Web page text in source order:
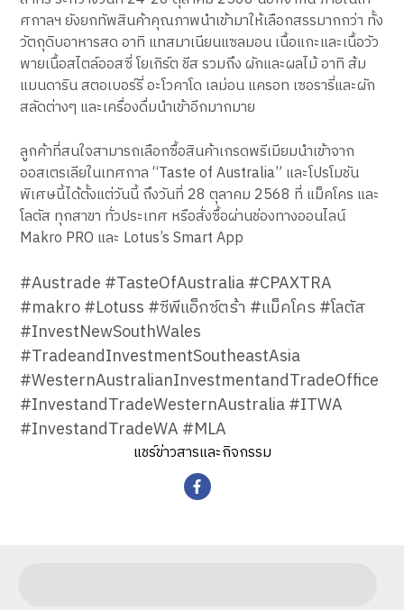
ศกาลฯ ยังยกทัพสินค้าคุณภาพนำเข้ามาให้เลือกสรรมากกว่า ทั้ง
วัตถุดิบอาหารสด อาทิ แทสมาเนียนแซลมอน เนื้อแกะและเนื้อวัว
พายเนื้อสไตล์ออสซี่ โยเกิร์ต ชีส รวมถึง ผักและผลไม้ อาทิ ส้ม
แมนดาริน สตอเบอร์รี่ อะโวคาโด เลม่อน แครอท เซอรารี่และผัก
สลัดต่างๆ และเครื่องดื่มนำเข้าอีกมากมาย
ลูกค้าที่สนใจสามารถเลือกซื้อสินค้าเกรดพรีเมียมนำเข้าจาก
ออสเตรเลียในเทศกาล “Taste of Australia” และโปรโมชัน
พิเศษนี้ได้ตั้งแต่วันนี้ ถึงวันที่ 28 ตุลาคม 2568 ที่ แม็คโคร และ
โลตัส ทุกสาขา ทั่วประเทศ หรือสั่งซื้อผ่านช่องทางออนไลน์
Makro PRO และ Lotus’s Smart App
#Austrade #TasteOfAustralia #CPAXTRA
#makro #Lotuss #ซีพีแอ็กซ์ตร้า #แม็คโคร #โลตัส
#InvestNewSouthWales
#TradeandInvestmentSoutheastAsia
#WesternAustralianInvestmentandTradeOffice
#InvestandTradeWesternAustralia #ITWA
#InvestandTradeWA #MLA
แชร์ข่าวสารและกิจกรรม